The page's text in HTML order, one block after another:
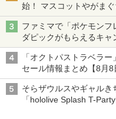
始！ マスコットやがま
ファミマで「ポケモン
ダピックがもらえるキャ
「オクトパストラベラ
セール情報まとめ【8月8
ニンテンドーeショップ
そらザウルスやギャルき
「hololive Splash T-